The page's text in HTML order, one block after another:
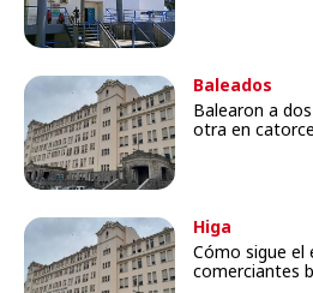
Baleados
Balearon a
otra en
Higa
Cómo sigue el
comerciantes